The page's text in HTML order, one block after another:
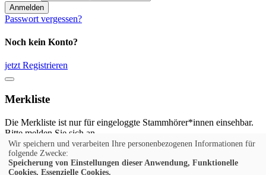
Anmelden
Passwort vergessen?
Noch kein Konto?
jetzt Registrieren
Merkliste
Die Merkliste ist nur für eingeloggte Stammhörer*innen einsehbar.
Bitte melden Sie sich an.
Anmelden
Wir speichern und verarbeiten Ihre personenbezogenen Informationen für
folgende Zwecke:
Speicherung von Einstellungen dieser Anwendung, Funktionelle
Cookies, Essenzielle Cookies.